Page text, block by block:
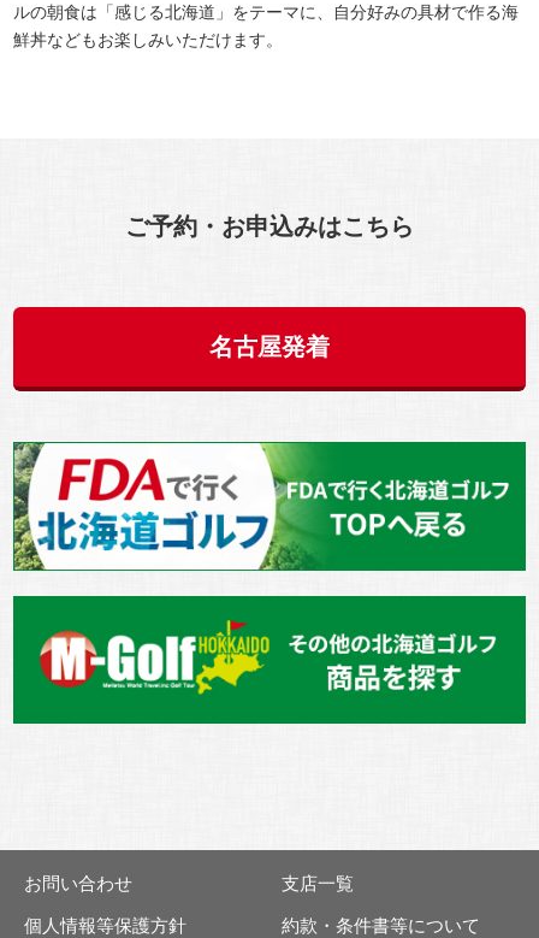
ルの朝食は「感じる北海道」をテーマに、自分好みの具材で作る海
鮮丼などもお楽しみいただけます。
ご予約・お申込みはこちら
名古屋発着
お問い合わせ 支店一覧
個人情報等保護方針 約款・条件書等について